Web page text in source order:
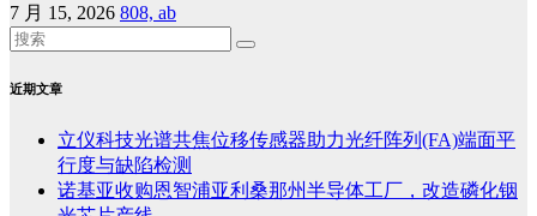
7 月 15, 2026 808, ab
近期文章
立仪科技光谱共焦位移传感器助力光纤阵列(FA)端面平
行度与缺陷检测
诺基亚收购恩智浦亚利桑那州半导体工厂，改造磷化铟